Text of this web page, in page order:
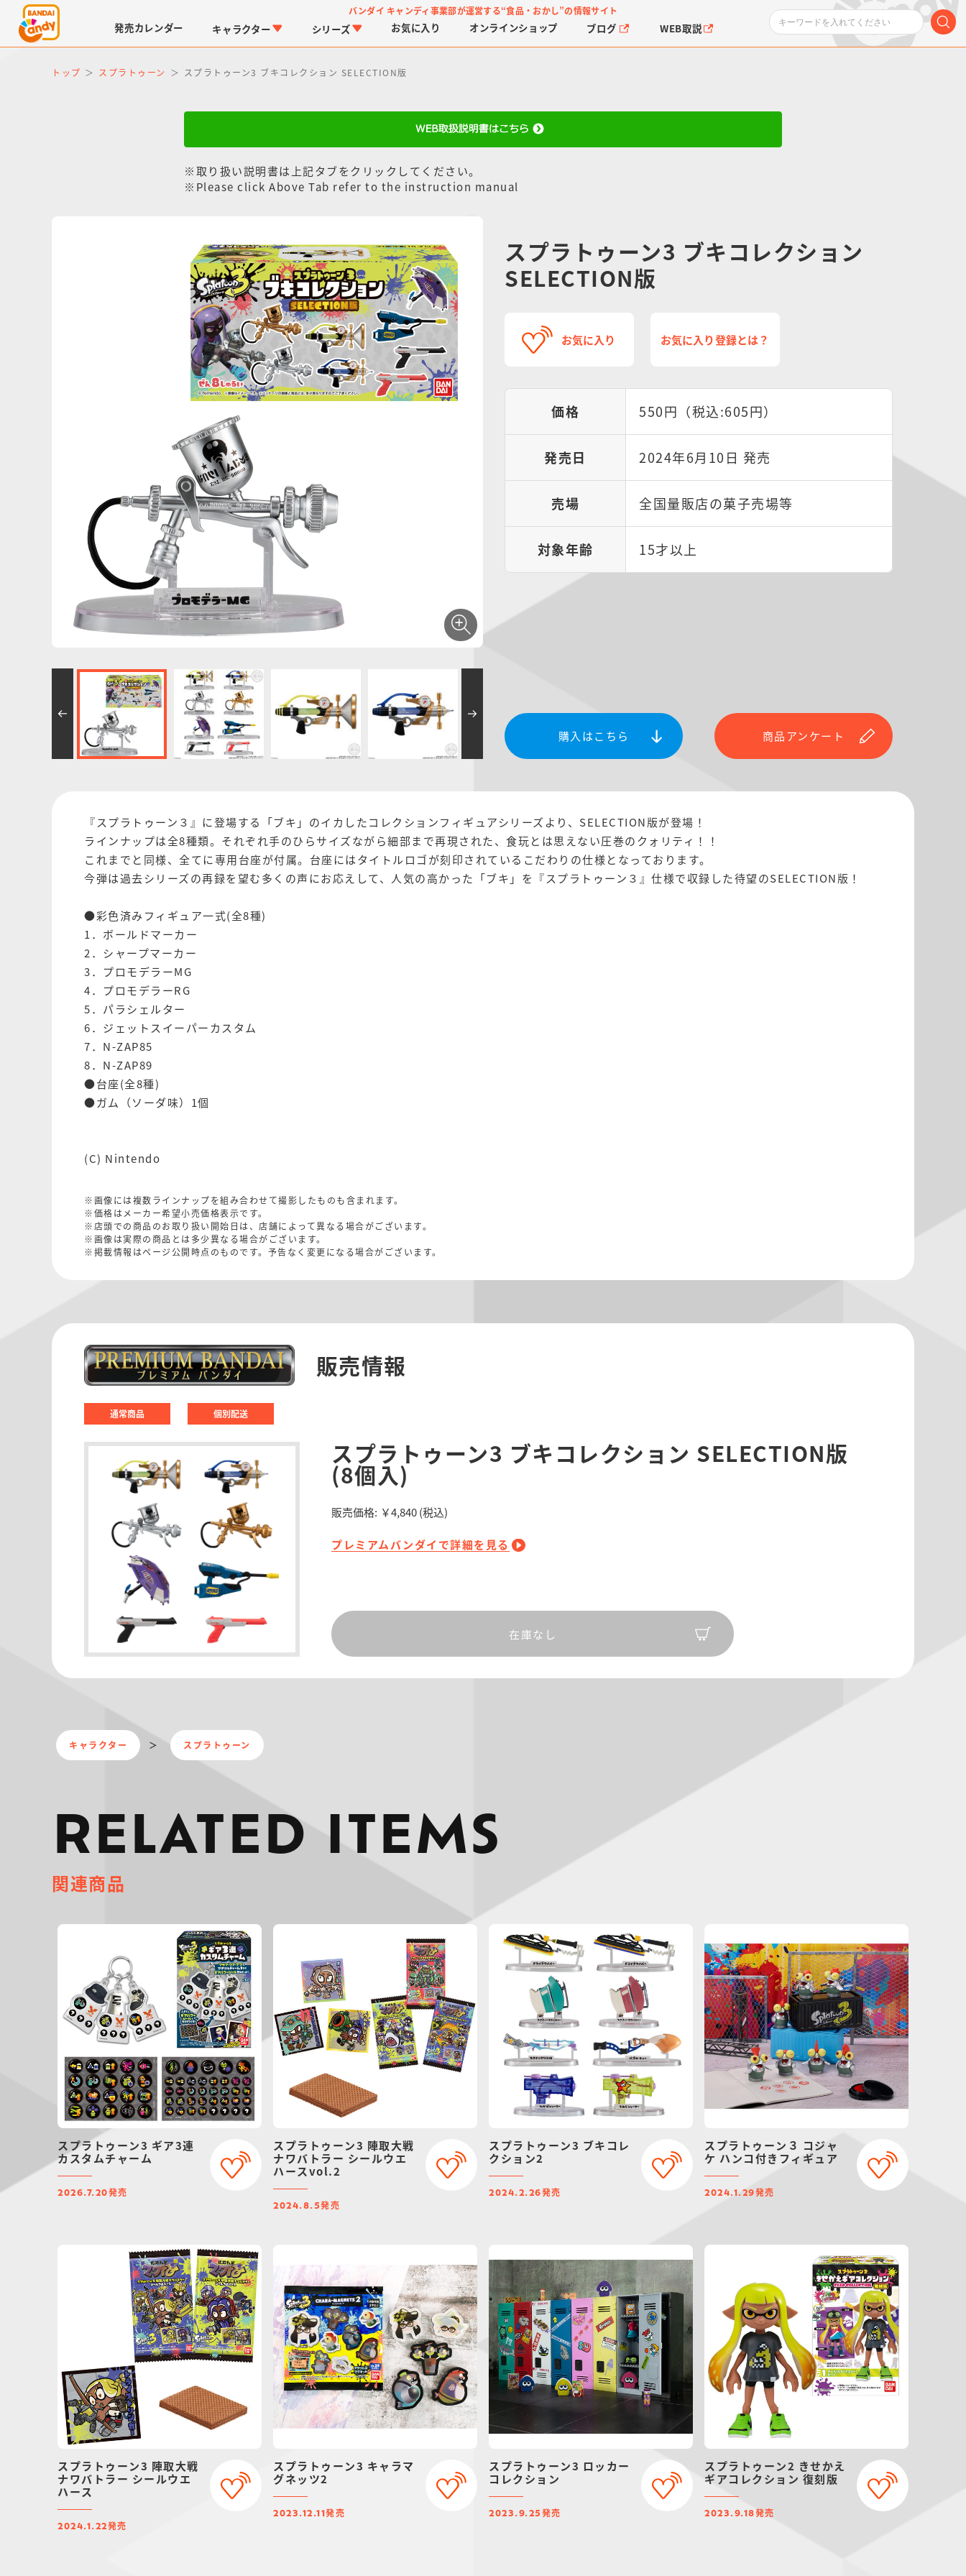
バンダイ キャンディ事業部が運営する“食品・おかし”の情報サイト
発売カレンダー キャラクター シリーズ お気に入り オンラインショップ ブログ WEB取説
トップ スプラトゥーン スプラトゥーン3 ブキコレクション SELECTION版
※取り扱い説明書は上記タブをクリックしてください。
※Please click Above Tab refer to the instruction manual
スプラトゥーン3 ブキコレクション
SELECTION版
お気に入り お気に入り登録とは？
価格 550円（税込:605円）
発売日 2024年6月10日 発売
売場 全国量販店の菓子売場等
対象年齢 15才以上
購入はこちら 商品アンケート
『スプラトゥーン３』に登場する「ブキ」のイカしたコレクションフィギュアシリーズより、SELECTION版が登場！
ラインナップは全8種類。それぞれ手のひらサイズながら細部まで再現された、食玩とは思えない圧巻のクォリティ！！
これまでと同様、全てに専用台座が付属。台座にはタイトルロゴが刻印されているこだわりの仕様となっております。
今弾は過去シリーズの再録を望む多くの声にお応えして、人気の高かった「ブキ」を『スプラトゥーン３』仕様で収録した待望のSELECTION版！
●彩色済みフィギュア一式(全8種)
1．ボールドマーカー
2．シャープマーカー
3．プロモデラーMG
4．プロモデラーRG
5．パラシェルター
6．ジェットスイーパーカスタム
7．N-ZAP85
8．N-ZAP89
●台座(全8種)
●ガム（ソーダ味）1個
(C) Nintendo
※画像には複数ラインナップを組み合わせて撮影したものも含まれます。
※価格はメーカー希望小売価格表示です。
※店頭での商品のお取り扱い開始日は、店舗によって異なる場合がございます。
※画像は実際の商品とは多少異なる場合がございます。
※掲載情報はページ公開時点のものです。予告なく変更になる場合がございます。
販売情報
通常商品 個別配送
スプラトゥーン3 ブキコレクション SELECTION版
(8個入)
販売価格: ￥4,840(税込)
プレミアムバンダイで詳細を見る
在庫なし
キャラクター スプラトゥーン
RELATED ITEMS
関連商品
スプラトゥーン3 ギア3連
カスタムチャーム
2026.7.20発売
スプラトゥーン3 陣取大戦
ナワバトラー シールウエ
ハースvol.2
2024.8.5発売
スプラトゥーン3 ブキコレ
クション2
2024.2.26発売
スプラトゥーン３ コジャ
ケ ハンコ付きフィギュア
2024.1.29発売
スプラトゥーン3 陣取大戦
ナワバトラー シールウエ
ハース
2024.1.22発売
スプラトゥーン3 キャラマ
グネッツ2
2023.12.11発売
スプラトゥーン3 ロッカー
コレクション
2023.9.25 発売
スプラトゥーン2 きせかえ
ギアコレクション 復刻版
2023.9.18発売